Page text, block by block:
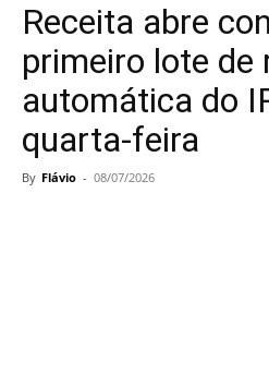
Receita abre
primeiro lote de
automática do
quarta-feira
By Flávio - 08/07/2026